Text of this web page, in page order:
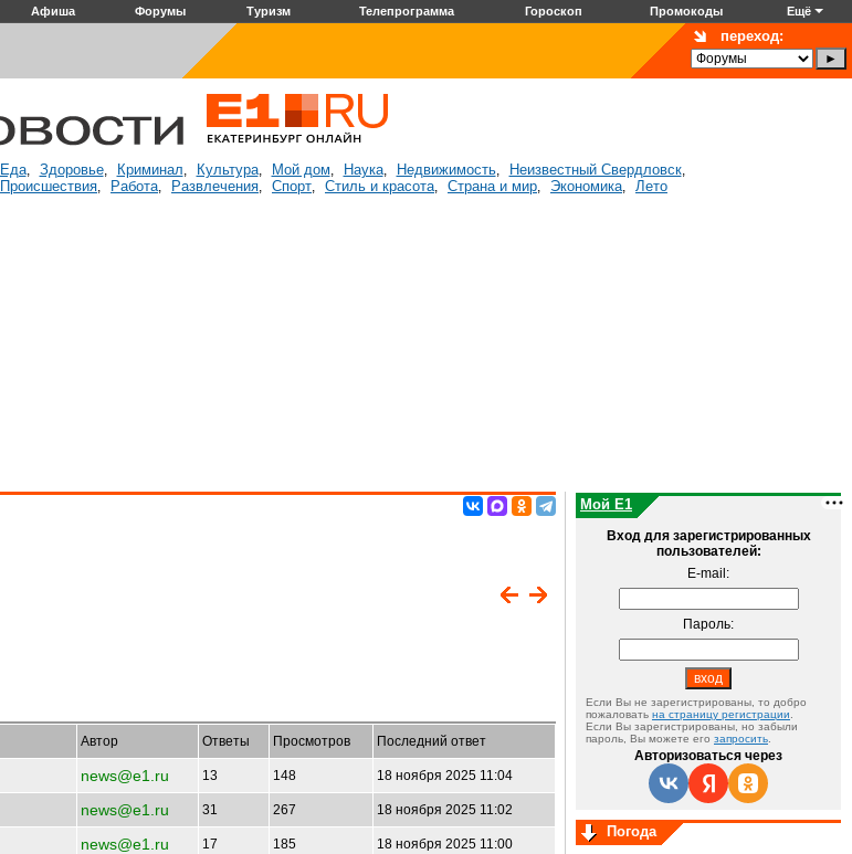
Афиша Форумы Туризм Телепрограмма Гороскоп Промокоды Ещё
переход:
Еда, Здоровье, Криминал, Культура, Мой дом, Наука, Недвижимость, Неизвестный Свердловск,
Происшествия, Работа, Развлечения, Спорт, Стиль и красота, Страна и мир, Экономика, Лето
Автор Ответы Просмотров Последний ответ
news@e1.ru 13 148 18 ноября 2025 11:04
news@e1.ru 31 267 18 ноября 2025 11:02
news@e1.ru 17 185 18 ноября 2025 11:00
Мой E1
Вход для зарегистрированных
пользователей:
E-mail:
Пароль:
Если Вы не зарегистрированы, то добро
пожаловать на страницу регистрации
Если Вы зарегистрированы, но забыли
пароль, Вы можете его запросить
Авторизоваться через
Погода